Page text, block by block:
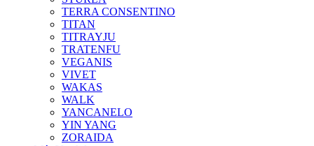
TERRA CONSENTINO
TITAN
TITRAYJU
TRATENFU
VEGANIS
VIVET
WAKAS
WALK
YANCANELO
YIN YANG
ZORAIDA